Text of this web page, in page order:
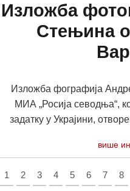
Изложба
Стењина
Изложба фографија
МИА „Росија севодња“,
задатку у Украјини,
више
1 2 3 4 5 6 7 8